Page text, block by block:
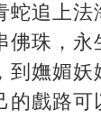
蛇追上法
佛珠，永
到嫵媚妖
的戲路可